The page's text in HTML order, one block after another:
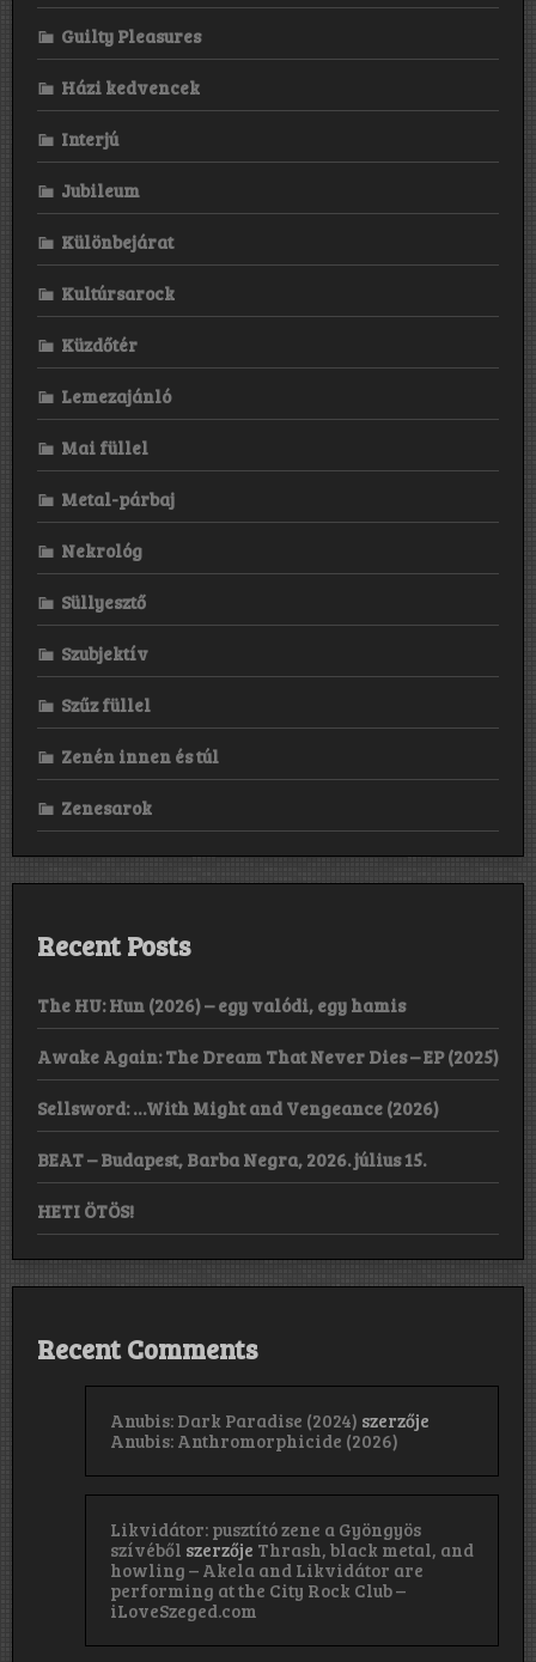
Guilty Pleasures
Házi kedvencek
Interjú
Jubileum
Különbejárat
Kultúrsarock
Küzdőtér
Lemezajánló
Mai füllel
Metal-párbaj
Nekrológ
Süllyesztő
Szubjektív
Szűz füllel
Zenén innen és túl
Zenesarok
Recent Posts
The HU: Hun (2026) – egy valódi, egy hamis
Awake Again: The Dream That Never Dies – EP (2025)
Sellsword: …With Might and Vengeance (2026)
BEAT – Budapest, Barba Negra, 2026. július 15.
HETI ÖTÖS!
Recent Comments
Anubis: Dark Paradise (2024) szerzője
Anubis: Anthromorphicide (2026)
Likvidátor: pusztító zene a Gyöngyös
szívéből szerzője Thrash, black metal, and
howling – Akela and Likvidátor are
performing at the City Rock Club –
iLoveSzeged.com